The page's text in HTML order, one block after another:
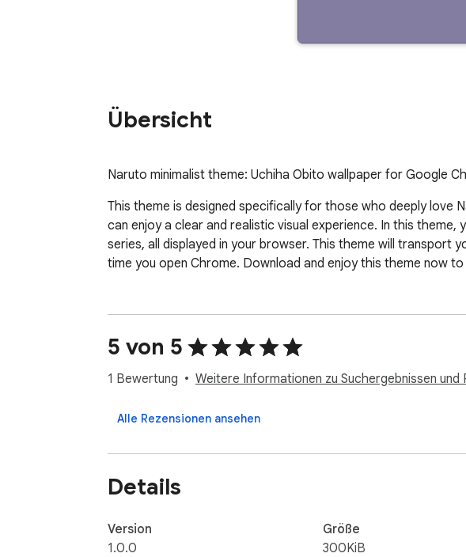
Übersicht
Naruto minimalist theme: Uchiha Obito wallpaper for Google
This theme is designed specifically for those who deeply love
can enjoy a clear and realistic visual experience. In this
series, all displayed in your browser. This theme will
time you open Chrome. Download and enjoy this theme now
5 von 5
1 Bewertung Weitere Informationen zu Suchergebnissen und
Alle Rezensionen ansehen
Details
Version
1.0.0
Größe
300KiB